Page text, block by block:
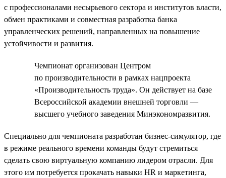
с профессионалами несырьевого сектора и институтов власти,
обмен практиками и совместная разработка банка
управленческих решений, направленных на повышение
устойчивости и развития.
Чемпионат организован Центром
по производительности в рамках нацпроекта
«Производительность труда». Он действует на базе
Всероссийской академии внешней торговли —
высшего учебного заведения Минэкономразвития.
Специально для чемпионата разработан бизнес-симулятор, где
в режиме реального времени команды будут стремиться
сделать свою виртуальную компанию лидером отрасли. Для
этого им потребуется прокачать навыки HR и маркетинга,